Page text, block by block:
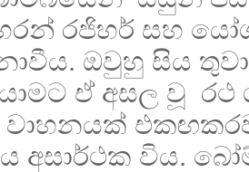
රජිහර් සහ
ඔවුහු සිය
ඒ අසල වූ රථ
අසාර්ථක විය.